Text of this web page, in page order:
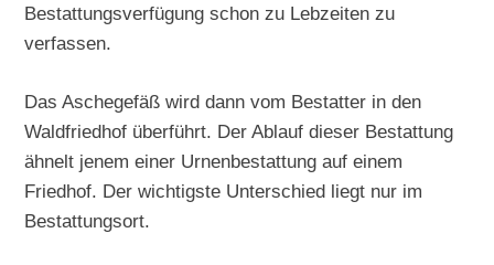
Bestattungsverfügung schon zu Lebzeiten zu
verfassen.
Das Aschegefäß wird dann vom Bestatter in den
Waldfriedhof überführt. Der Ablauf dieser Bestattung
ähnelt jenem einer Urnenbestattung auf einem
Friedhof. Der wichtigste Unterschied liegt nur im
Bestattungsort.